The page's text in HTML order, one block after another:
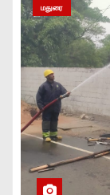
மதுரை